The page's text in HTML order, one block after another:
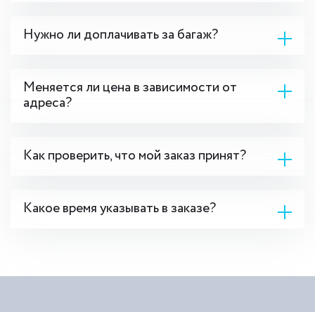
Нужно ли доплачивать за багаж?
Меняется ли цена в зависимости от
адреса?
Как проверить, что мой заказ принят?
Какое время указывать в заказе?